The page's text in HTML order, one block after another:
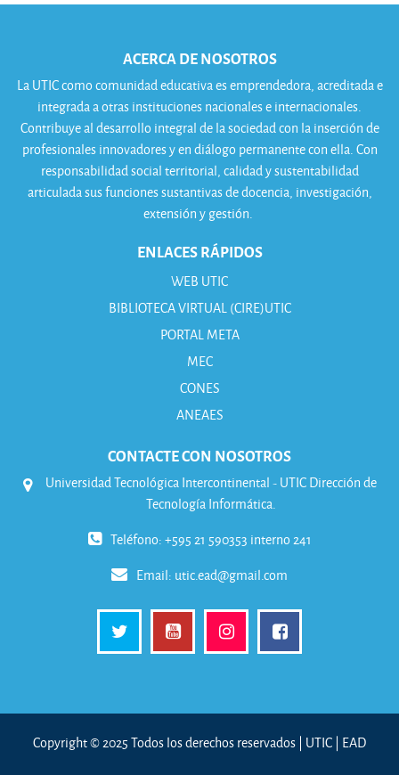
ACERCA DE NOSOTROS
La UTIC como comunidad educativa es emprendedora, acreditada e
integrada a otras instituciones nacionales e internacionales.
Contribuye al desarrollo integral de la sociedad con la inserción de
profesionales innovadores y en diálogo permanente con ella. Con
responsabilidad social territorial, calidad y sustentabilidad
articulada sus funciones sustantivas de docencia, investigación,
extensión y gestión.
ENLACES RÁPIDOS
WEB UTIC
BIBLIOTECA VIRTUAL (CIRE)UTIC
PORTAL META
MEC
CONES
ANEAES
CONTACTE CON NOSOTROS
Universidad Tecnológica Intercontinental - UTIC Dirección de
Tecnología Informática.
Teléfono: +595 21 590353 interno 241
Email: utic.ead@gmail.com
Copyright © 2025 Todos los derechos reservados | UTIC | EAD